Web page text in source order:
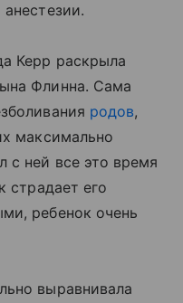
Керр раскрыла
Флинна. Сама
родов,
максимально
с ней все это время
страдает его
ребенок очень
выравнивала